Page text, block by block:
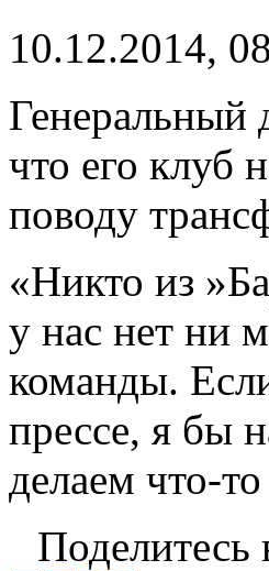
10.12.2014,
Генеральный
что его клуб
поводу
«Никто из
у нас нет ни
команды.
прессе, я бы
делаем что-
Поделитесь